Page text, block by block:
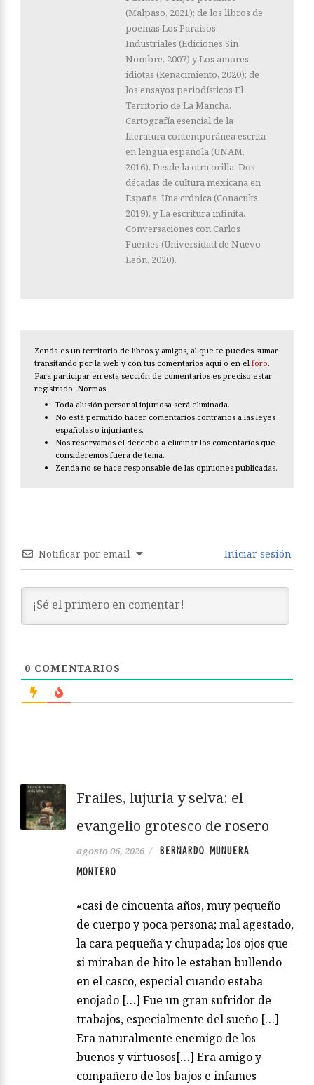
(Malpaso, 2021); de los libros de
poemas Los Paraísos
Industriales (Ediciones Sin
Nombre, 2007) y Los amores
idiotas (Renacimiento, 2020); de
los ensayos periodísticos El
Territorio de La Mancha.
Cartografía esencial de la
literatura contemporánea escrita
en lengua española (UNAM,
2016), Desde la otra orilla. Dos
décadas de cultura mexicana en
España. Una crónica (Conacults,
2019), y La escritura infinita.
Conversaciones con Carlos
Fuentes (Universidad de Nuevo
León, 2020).
Zenda es un territorio de libros y amigos, al que te puedes sumar
transitando por la web y con tus comentarios aquí o en el foro.
Para participar en esta sección de comentarios es preciso estar
registrado. Normas:
Toda alusión personal injuriosa será eliminada.
No está permitido hacer comentarios contrarios a las leyes
españolas o injuriantes.
Nos reservamos el derecho a eliminar los comentarios que
consideremos fuera de tema.
Zenda no se hace responsable de las opiniones publicadas.
Notificar por email Iniciar sesión
0 COMENTARIOS
Frailes, lujuria y selva: el
evangelio grotesco de rosero
agosto 06, 2026 /
BERNARDO MUNUERA
MONTERO
«casi de cincuenta años, muy pequeño
de cuerpo y poca persona; mal agestado,
la cara pequeña y chupada; los ojos que
si miraban de hito le estaban bullendo
en el casco, especial cuando estaba
enojado […] Fue un gran sufridor de
trabajos, especialmente del sueño […]
Era naturalmente enemigo de los
buenos y virtuosos[…] Era amigo y
compañero de los bajos e infames